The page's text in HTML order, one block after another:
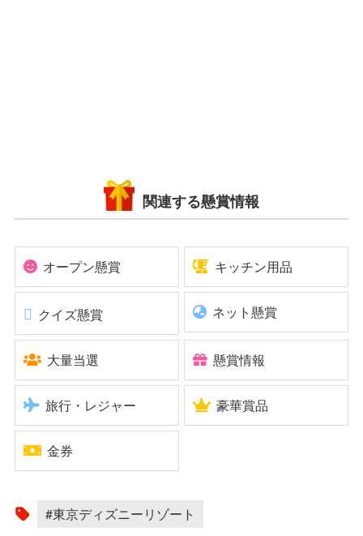
関連する懸賞情報
オープン懸賞 キッチン用品
クイズ懸賞 ネット懸賞
大量当選 懸賞情報
旅行・レジャー 豪華賞品
金券
#東京ディズニーリゾート